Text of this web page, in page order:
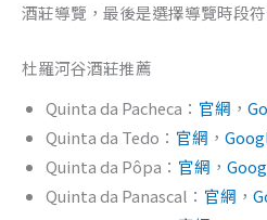
酒莊導覽，最後是選擇導覽時段
杜羅河谷酒莊推薦
Quinta da Pacheca： 官網 ，
Quinta da Tedo： 官網 ，
Quinta da Pôpa： 官網 ，
Quinta da Panascal： 官網 ，